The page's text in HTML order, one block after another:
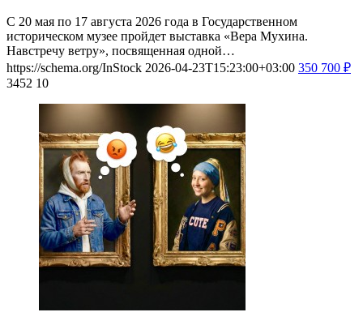
С 20 мая по 17 августа 2026 года в Государственном
историческом музее пройдет выставка «Вера Мухина.
Навстречу ветру», посвященная одной…
https://schema.org/InStock 2026-04-23T15:23:00+03:00 350 700 ₽
3452 10